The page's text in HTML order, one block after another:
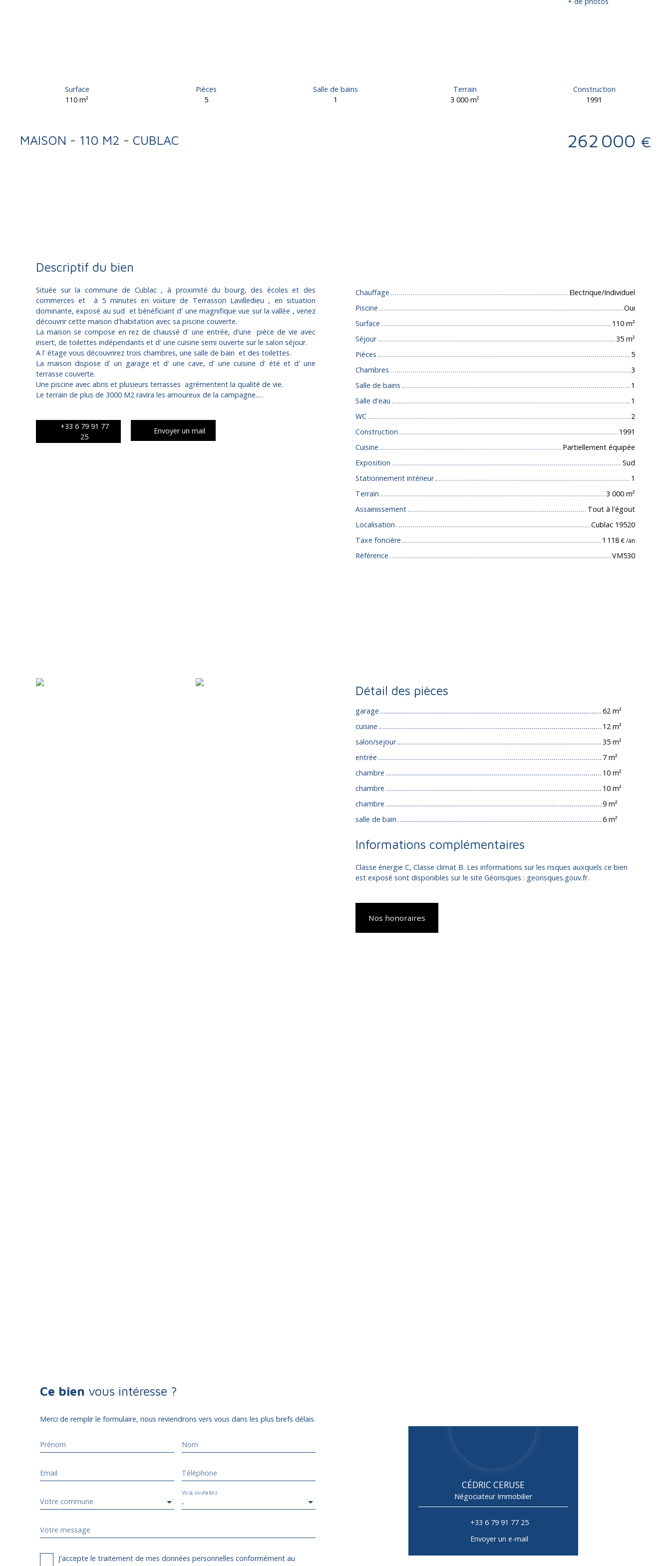
Surface
110 m²
Pièces
5
Salle de bains
1
Terrain
3 000 m²
Construction
1991
MAISON - 110 M2 - CUBLAC 262 000 €
Descriptif du bien
Située sur la commune de Cublac , à proximité du bourg, des écoles et des
commerces et à 5 minutes en voiture de Terrasson Lavilledieu , en situation
dominante, exposé au sud et bénéficiant d' une magnifique vue sur la vallée , venez
découvrir cette maison d'habitation avec sa piscine couverte.
La maison se compose en rez de chaussé d' une entrée, d'une pièce de vie avec
insert, de toilettes indépendants et d' une cuisine semi ouverte sur le salon séjour.
A l' étage vous découvrirez trois chambres, une salle de bain et des toilettes.
La maison dispose d' un garage et d' une cave, d' une cuisine d' été et d' une
terrasse couverte.
Une piscine avec abris et plusieurs terrasses agrémentent la qualité de vie.
Le terrain de plus de 3000 M2 ravira les amoureux de la campagne.....
+33 6 79 91 77
25
Envoyer un mail
Chauffage
Electrique/Individuel
Piscine
Oui
Surface
110 m²
Séjour
35 m²
Pièces
5
Chambres
3
Salle de bains
1
Salle d'eau
1
WC
2
Construction
1991
Cuisine
Partiellement équipée
Exposition
Sud
Stationnement intérieur
1
Terrain
3 000 m²
Assainissement
Tout à l'égout
Localisation
Cublac 19520
Taxe foncière
1 118 € /an
Référence VM530
Détail des pièces
garage
62 m²
cuisine
12 m²
salon/sejour
35 m²
entrée
7 m²
chambre
10 m²
chambre
10 m²
chambre
9 m²
salle de bain
6 m²
Informations complémentaires
Classe énergie C, Classe climat B. Les informations sur les risques auxquels ce bien
est exposé sont disponibles sur le site Géorisques : georisques.gouv.fr.
Nos honoraires
Ce bien vous intéresse ?
Merci de remplir le formulaire, nous reviendrons vers vous dans les plus brefs délais.
Prénom Nom
Email Téléphone
Votre commune -
Vous souhaitez
Votre message
J'accepte le traitement de mes données personnelles conformément au
CÉDRIC CERUSE
Négociateur Immobilier
+33 6 79 91 77 25
Envoyer un e-mail